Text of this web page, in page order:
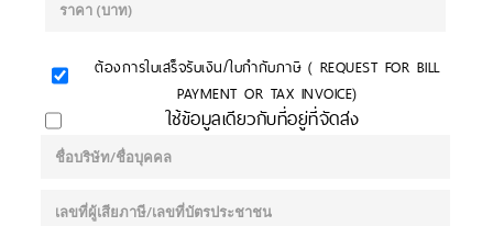
ต้องการใบเสร็จรับเงิน/ใบกำกับภาษี ( REQUEST FOR BILL
PAYMENT OR TAX INVOICE)
ใช้ข้อมูลเดียวกับที่อยู่ที่จัดส่ง